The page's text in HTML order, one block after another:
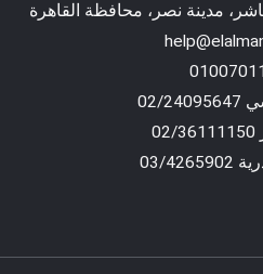
مدينة نصر، محافظة القاهرة‬